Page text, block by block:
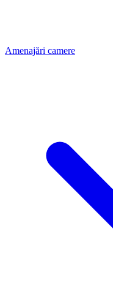
Amenajări camere